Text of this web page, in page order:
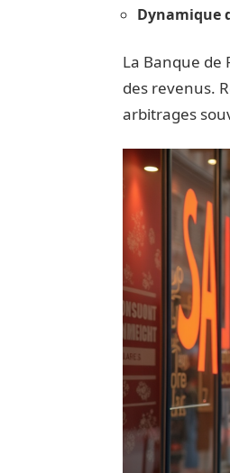
Dynamique
La Banque de
des revenus.
arbitrages